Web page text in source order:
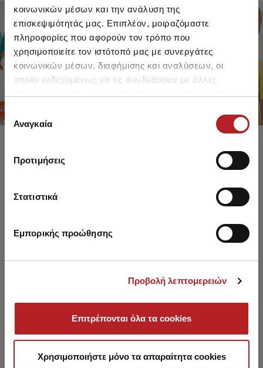
κοινωνικών μέσων και την ανάλυση της
επισκεψιμότητάς μας. Επιπλέον, μοιραζόμαστε
πληροφορίες που αφορούν τον τρόπο που
χρησιμοποιείτε τον ιστότοπό μας με συνεργάτες
κοινωνικών μέσων, διαφήμισης και αναλύσεων, οι
οποίοι ενδεχομένως να τις συνδυάσουν με άλλες
των υπηρεσιών τους.
Επιλογή
συγκατάθεσης
Αναγκαία
Προτιμήσεις
Στατιστικά
Εμπορικής προώθησης
Προβολή λεπτομερειών
Επιτρέπονται όλα τα cookies
Χρησιμοποιήστε μόνο τα απαραίτητα cookies
FOR GIRLS
UP TO -30%
SHOP SALE
FOR BOYS
UP TO -30%
SHOP SALE
Minerva Blog